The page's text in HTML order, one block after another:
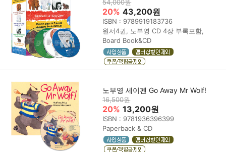
54,000원
20% 43,200원
ISBN : 9789919183736
원서4권, 노부영 CD 4장 부록포함,
Board Book&CD
노부영 세이펜 Go Away Mr Wolf!
16,500원
20% 13,200원
ISBN : 9781936396399
Paperback & CD